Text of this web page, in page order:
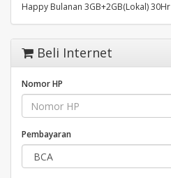
Happy Bulanan 3GB+2GB(Lokal) 30Hr
Beli Internet
Nomor HP
Pembayaran